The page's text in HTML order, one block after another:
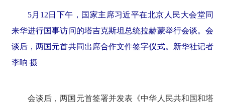
5月12日下午，国家主席习近平在北京人民大会堂同
来华进行国事访问的塔吉克斯坦总统拉赫蒙举行会谈。会
谈后，两国元首共同出席合作文件签字仪式。新华社记者
李响 摄
会谈后，两国元首签署并发表《中华人民共和国和塔